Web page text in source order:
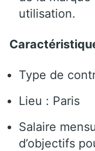
utilisation.
Type de
Lieu : Paris
Salaire
d’objectifs